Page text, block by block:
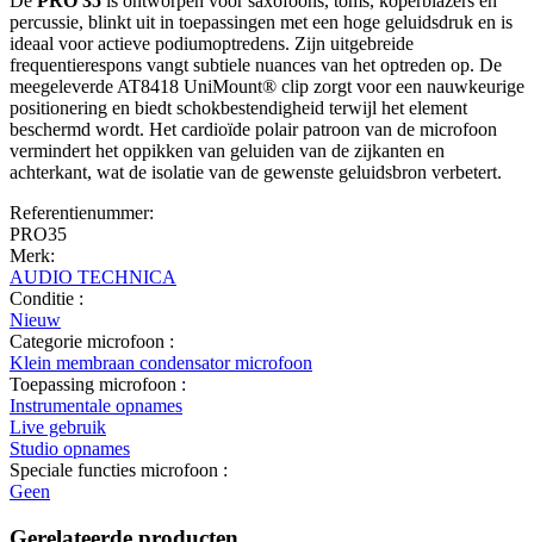
percussie, blinkt uit in toepassingen met een hoge geluidsdruk en is
ideaal voor actieve podiumoptredens. Zijn uitgebreide
frequentierespons vangt subtiele nuances van het optreden op. De
meegeleverde AT8418 UniMount® clip zorgt voor een nauwkeurige
positionering en biedt schokbestendigheid terwijl het element
beschermd wordt. Het cardioïde polair patroon van de microfoon
vermindert het oppikken van geluiden van de zijkanten en
achterkant, wat de isolatie van de gewenste geluidsbron verbetert.
Referentienummer:
PRO35
Merk:
AUDIO TECHNICA
Conditie :
Nieuw
Categorie microfoon :
Klein membraan condensator microfoon
Toepassing microfoon :
Instrumentale opnames
Live gebruik
Studio opnames
Speciale functies microfoon :
Geen